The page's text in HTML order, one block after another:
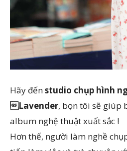
Hãy đếnstudio chụp hình
Lavender, bọn tôi sẽ giúp
album nghệ thuật xuất sắc !
Hơn thế, người làm nghề